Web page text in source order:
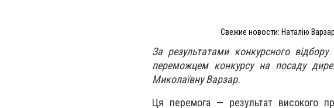
Свежие новости: Наталію
За результатами конкурсного відбору
переможцем конкурсу на посаду
Миколаївну Варзар.
​Ця перемога — результат високого